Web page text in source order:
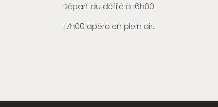
Départ du défilé à 16h00.
17h00 apéro en plein air.